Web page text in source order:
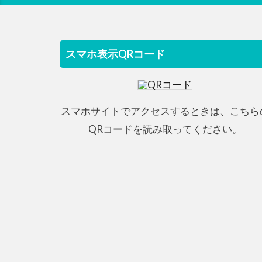
スマホ表示QRコード
スマホサイトでアクセスするときは、こちら
QRコードを読み取ってください。